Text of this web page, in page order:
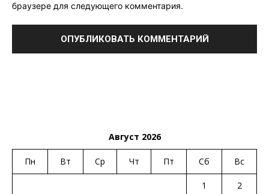
браузере для следующего комментария.
Август 2026
Пн Вт Ср Чт Пт Сб Вс
1
2